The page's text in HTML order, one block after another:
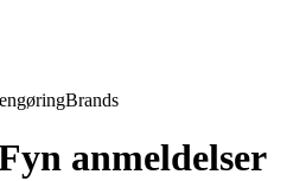
Brands
anmeldelser